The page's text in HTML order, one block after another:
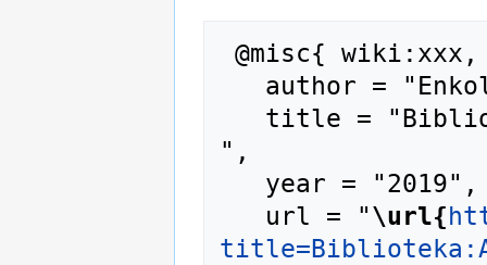
",
   url = "
\url{
title=Biblioteka:A-